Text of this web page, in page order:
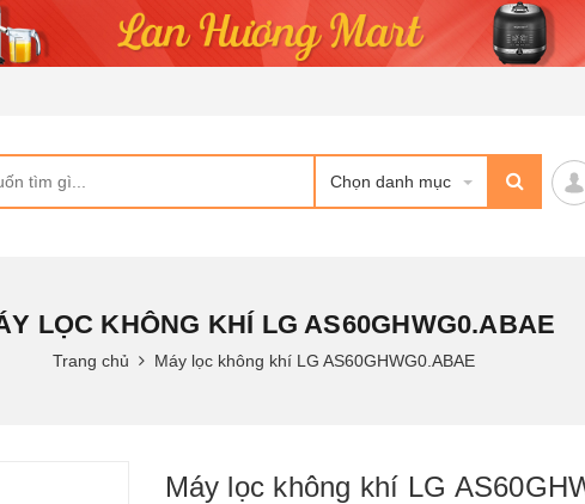
Chọn danh mục
LỌC KHÔNG KHÍ LG AS60GHWG0.ABAE
Trang chủ Máy lọc không khí LG AS60GHWG0.ABAE
Máy lọc không khí LG